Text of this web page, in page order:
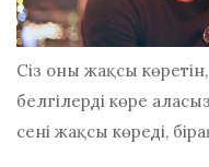
Сіз оны жақсы
белгілерді көре
сені жақсы көреді,